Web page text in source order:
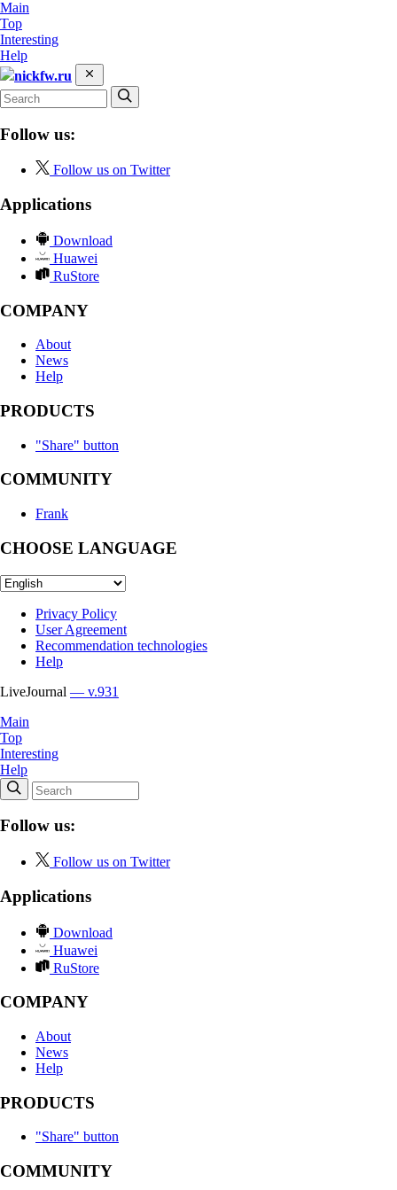
Main
Top
Interesting
Help
nickfw.ru
Follow us:
Follow us on Twitter
Applications
Download
Huawei
RuStore
COMPANY
About
News
Help
PRODUCTS
"Share" button
COMMUNITY
Frank
CHOOSE LANGUAGE
Privacy Policy
User Agreement
Recommendation technologies
Help
LiveJournal — v.931
Main
Top
Interesting
Help
Follow us:
Follow us on Twitter
Applications
Download
Huawei
RuStore
COMPANY
About
News
Help
PRODUCTS
"Share" button
COMMUNITY